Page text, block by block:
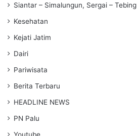
Siantar – Simalungun, Sergai – Tebing
Kesehatan
Kejati Jatim
Dairi
Pariwisata
Berita Terbaru
HEADLINE NEWS
PN Palu